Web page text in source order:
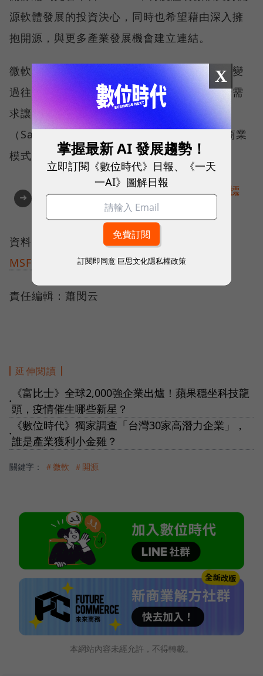
源軟體發展的投資決心，同時也希望藉由深入擁
抱開源，與更多產業發展機會建立連結。
微軟在大舉擁抱雲端與開源架構後，也逐漸改變
過往以軟體銷售為主的營運模式，而順應市場需
求讓旗下軟體產品改以訂閱制提供服務
（SaaS），同時也配合雲端協作應用，透過商業
模式轉型擴展業務的發展空間。
➜
AI提升效率，永續決定未來！全球永續指標
企業認證☀️100 MVP等你角逐雙獎榮譽
資料來源： The Verge、The Register
MSFT.com
責任編輯：蕭閔云
延伸閱讀
●
《富比士》全球2,000強企業出爐！蘋果穩坐科技龍
頭，疫情催生哪些新星？
●
《數位時代》獨家調查「台灣30家高潛力企業」，
誰是產業獲利小金雞？
關鍵字： ＃微軟 ＃開源
本網站內容未經允許，不得轉載。
X
掌握最新 AI 發展趨勢！
立即訂閱《數位時代》日報、《一天
一AI》圖解日報
訂閱即同意 巨思文化隱私權政策